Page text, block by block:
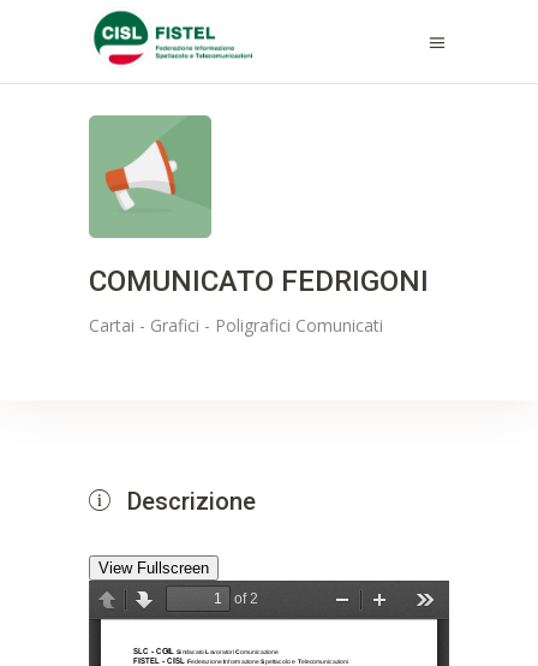
COMUNICATO FEDRIGONI
Cartai - Grafici - Poligrafici Comunicati
Descrizione
View Fullscreen